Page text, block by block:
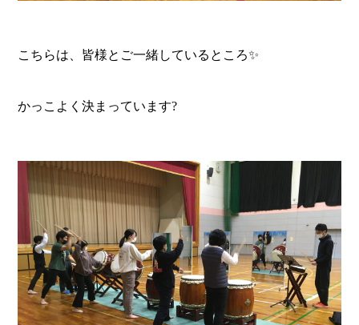
こちらは、皆様とご一緒しているところ✨
かっこよく決まっています?